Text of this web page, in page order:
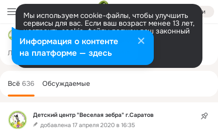
Войти
Мы используем cookie-файлы, чтобы улучшить
сервисы для вас. Если ваш возраст менее 13 лет,
настроить cookie-файлы должен ваш законный
представитель. Больше информации
Разрешить все Настроить
Детский центр "Веселая зебра" г.Саратов
Лента Участники 1.1K Товары
Детский центр "Веселая зебра" г.Саратов
добавлена 17 апреля 2020 в 16:35
колонка
Всё 636 Обсуждаемые
Информация о контенте
на платформе — здесь